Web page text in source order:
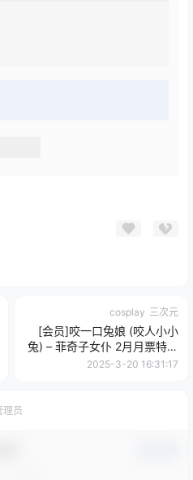
cosplay 三次元
[会员]咬一口兔娘 (咬人小小
兔) – 菲奇子女仆 2月月票特典
[43P+1V/1.41G]
2025-3-20 16:31:17
理员